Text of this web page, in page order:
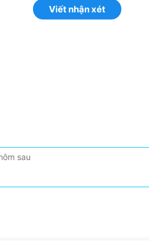
Viết nhận xét